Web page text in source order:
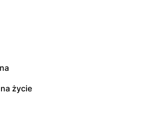
życie